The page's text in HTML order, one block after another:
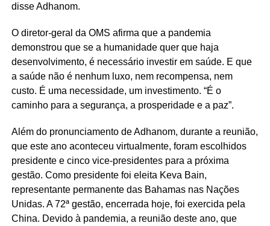
disse Adhanom.
O diretor-geral da OMS afirma que a pandemia
demonstrou que se a humanidade quer que haja
desenvolvimento, é necessário investir em saúde. E que
a saúde não é nenhum luxo, nem recompensa, nem
custo. É uma necessidade, um investimento. “É o
caminho para a segurança, a prosperidade e a paz”.
Além do pronunciamento de Adhanom, durante a reunião,
que este ano aconteceu virtualmente, foram escolhidos
presidente e cinco vice-presidentes para a próxima
gestão. Como presidente foi eleita Keva Bain,
representante permanente das Bahamas nas Nações
Unidas. A 72ª gestão, encerrada hoje, foi exercida pela
China. Devido à pandemia, a reunião deste ano, que